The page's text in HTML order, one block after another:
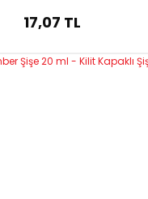
17,07 TL